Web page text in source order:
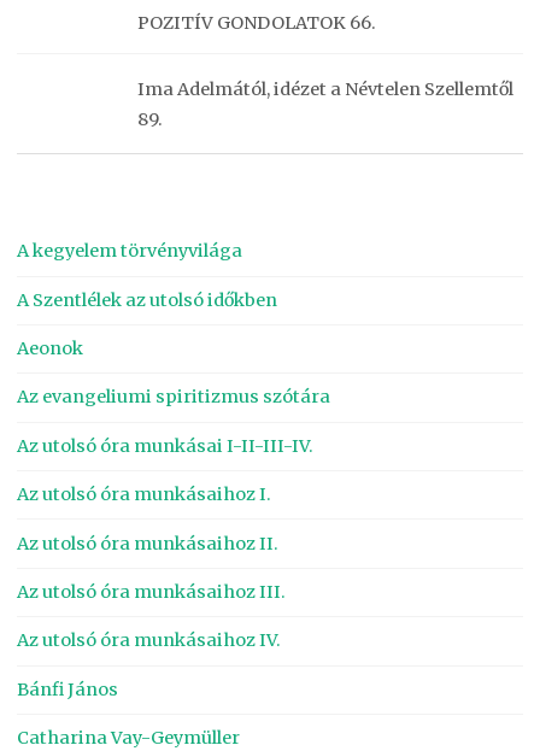
POZITÍV GONDOLATOK 66.
Ima Adelmától, idézet a Névtelen Szellemtől
89.
A kegyelem törvényvilága
A Szentlélek az utolsó időkben
Aeonok
Az evangeliumi spiritizmus szótára
Az utolsó óra munkásai I-II-III-IV.
Az utolsó óra munkásaihoz I.
Az utolsó óra munkásaihoz II.
Az utolsó óra munkásaihoz III.
Az utolsó óra munkásaihoz IV.
Bánfi János
Catharina Vay-Geymüller